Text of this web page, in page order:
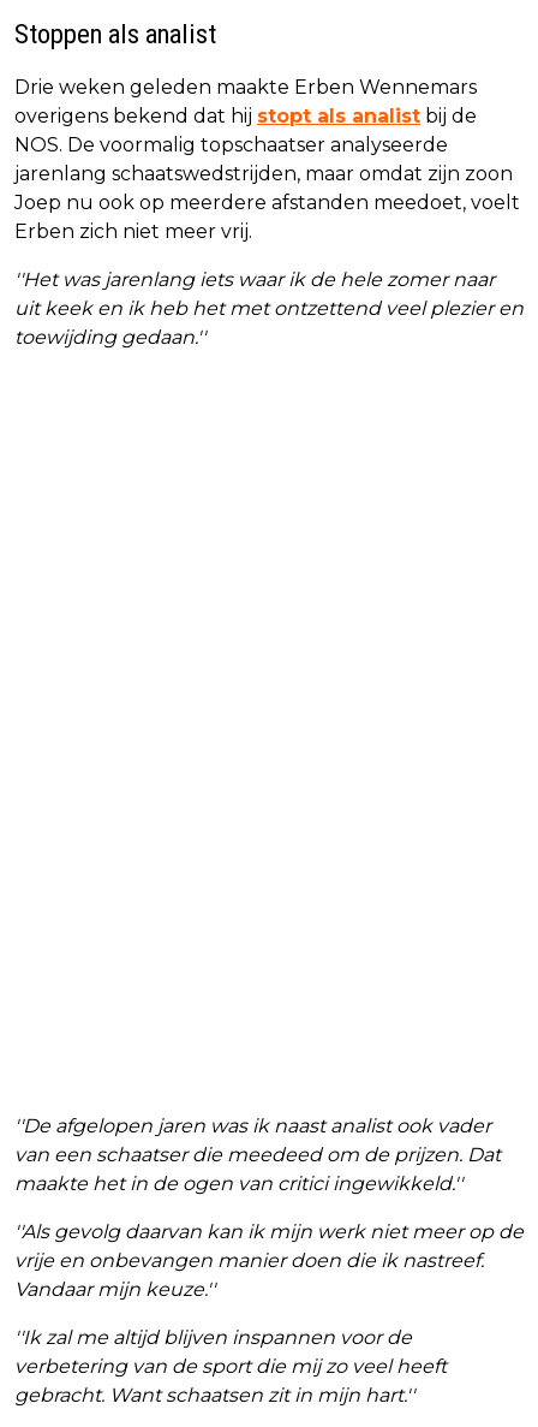
Stoppen als analist
Drie weken geleden maakte Erben Wennemars
overigens bekend dat hij stopt als analist bij de
NOS. De voormalig topschaatser analyseerde
jarenlang schaatswedstrijden, maar omdat zijn zoon
Joep nu ook op meerdere afstanden meedoet, voelt
Erben zich niet meer vrij.
''Het was jarenlang iets waar ik de hele zomer naar
uit keek en ik heb het met ontzettend veel plezier en
toewijding gedaan.''
''De afgelopen jaren was ik naast analist ook vader
van een schaatser die meedeed om de prijzen. Dat
maakte het in de ogen van critici ingewikkeld.''
''Als gevolg daarvan kan ik mijn werk niet meer op de
vrije en onbevangen manier doen die ik nastreef.
Vandaar mijn keuze.''
''Ik zal me altijd blijven inspannen voor de
verbetering van de sport die mij zo veel heeft
gebracht. Want schaatsen zit in mijn hart.''